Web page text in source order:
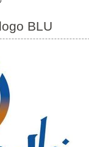
BLU